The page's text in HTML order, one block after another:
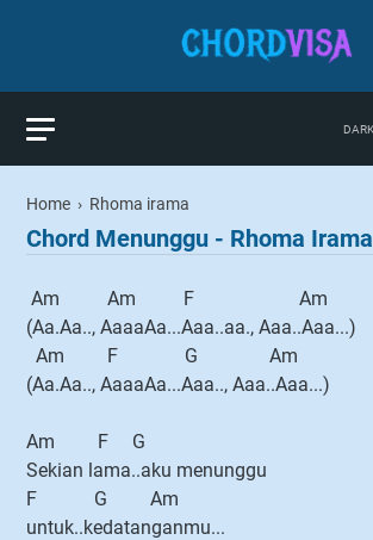
Home › Rhoma irama
Chord Menunggu - Rhoma Irama
Am Am F Am
(Aa.Aa.., AaaaAa...Aaa..aa., Aaa..Aaa...)
Am F G Am
(Aa.Aa.., AaaaAa...Aaa.., Aaa..Aaa...)
Am F G
Sekian lama..aku menunggu
F G Am
untuk..kedatanganmu...